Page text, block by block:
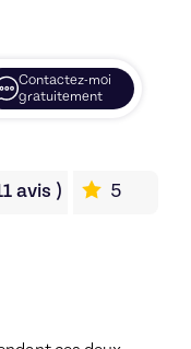
Contactez-moi
gratuitement
avis ) 5